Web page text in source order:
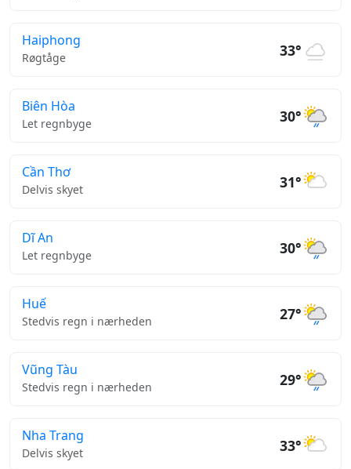
Haiphong
Røgtåge 33°
Biên Hòa
Let regnbyge 30°
Cần Thơ
Delvis skyet 31°
Dĩ An
Let regnbyge 30°
Huế
Stedvis regn i nærheden 27°
Vũng Tàu
Stedvis regn i nærheden 29°
Nha Trang
Delvis skyet 33°